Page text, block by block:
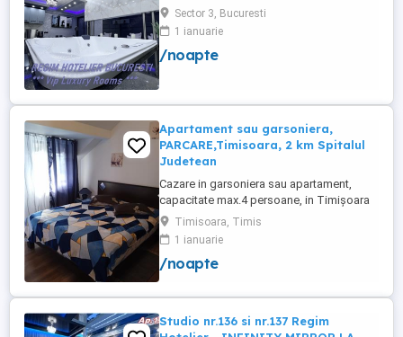
ROOMS de 5 stele Luxoasa cu un desing
unic si deosebit in Sector 3 Bucuresti .
APARTAMENTUL se alfa in Complex
Rezidential Nou . Acces Bariera
Sector 3, Bucuresti
1 ianuarie
/noapte
Apartament sau garsoniera,
PARCARE,Timisoara, 2 km Spitalul
Judetean
Cazare in garsoniera sau apartament,
capacitate max.4 persoane, in Timișoara
la 2 km de Spitalul Judetean. (la doua
strazi)de zona Calea Buziasului
Lic.Electrotimis si la 2 km de Mosnita
Noua Centura. PARCARE. Situat la et.1 al
+wifi , frigider, mașină spălat, ...
Timisoara, Timis
1 ianuarie
/noapte
Studio nr.136 si nr.137 Regim